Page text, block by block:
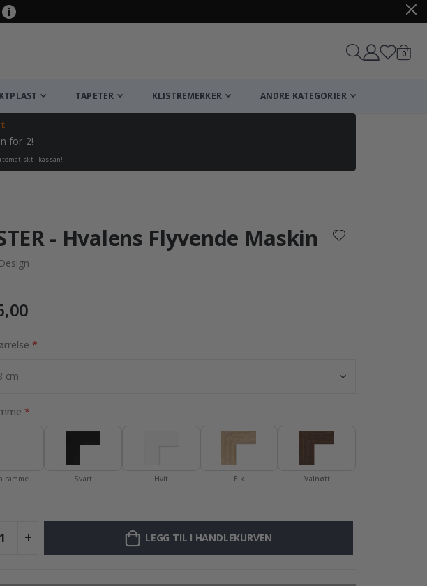
0varer
TAPETER KLISTREMERKER ANDRE KATEGORIER
for 2!
i kassan!
- Hvalens Flyvende Maskin
ramme Svart Hvit Eik Valnøtt
LEGG TIL I HANDLEKURVEN